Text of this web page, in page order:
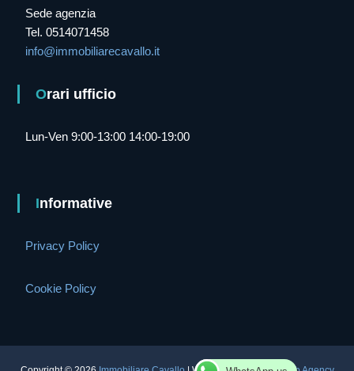
Sede agenzia
Tel. 0514071458
info@immobiliarecavallo.it
Orari ufficio
Lun-Ven 9:00-13:00 14:00-19:00
Informative
Privacy Policy
Cookie Policy